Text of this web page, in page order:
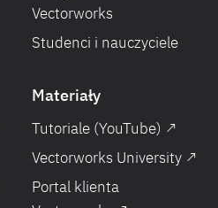
Vectorworks
Studenci i nauczyciele
Materiały
Tutoriale (YouTube) ↗
Vectorworks University ↗
Portal klienta